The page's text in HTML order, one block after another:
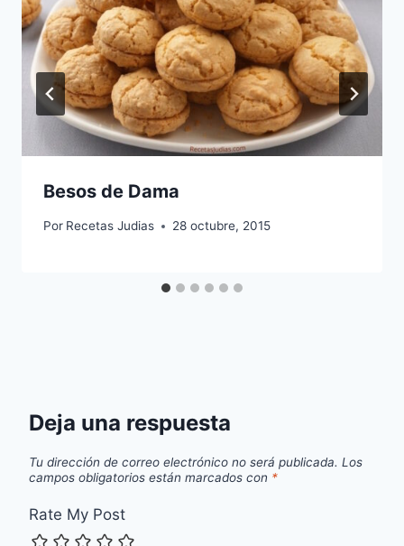
Besos de Dama
Por Recetas Judias 28 octubre, 2015
Deja una respuesta
Tu dirección de correo electrónico no será publicada. Los
campos obligatorios están marcados con *
Rate My Post